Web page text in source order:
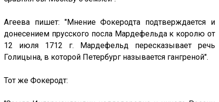
Агеева пишет: "Мнение Фокеродта подтверждается и
донесением прусского посла Мардефельда к королю от
12 июля 1712 г. Мардефельд пересказывает речь
Голицына, в которой Петербург называется гангреной".
Тот же Фокеродт: